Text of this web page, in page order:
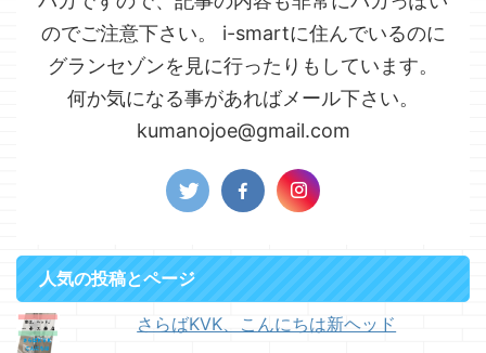
のでご注意下さい。 i-smartに住んでいるのに
グランセゾンを見に行ったりもしています。
何か気になる事があればメール下さい。
kumanojoe@gmail.com
人気の投稿とページ
さらばKVK、こんにちは新ヘッド